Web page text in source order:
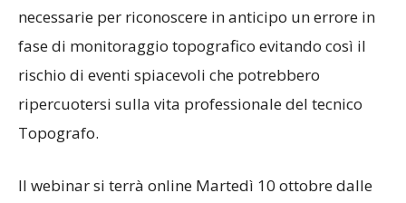
necessarie per riconoscere in anticipo un errore in
fase di monitoraggio topografico evitando così il
rischio di eventi spiacevoli che potrebbero
ripercuotersi sulla vita professionale del tecnico
Topografo.
Il webinar si terrà online Martedì 10 ottobre dalle